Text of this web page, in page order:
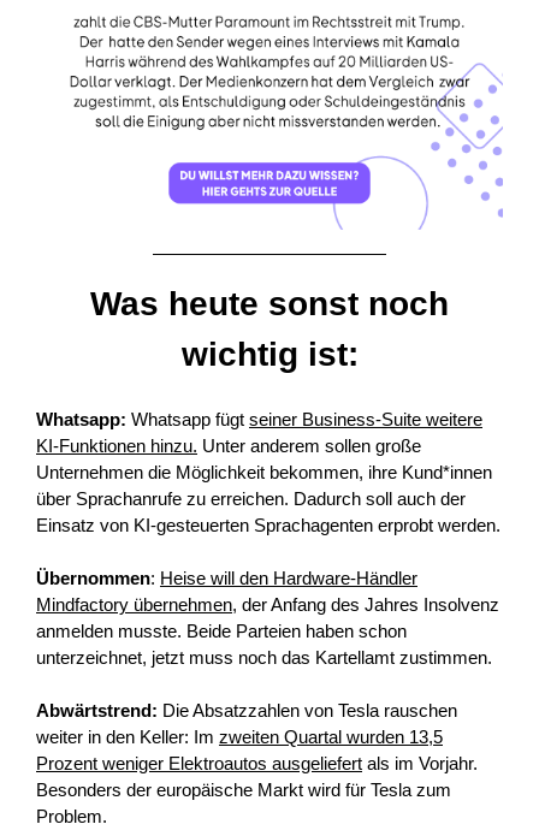
Was heute sonst noch
wichtig ist:
Whatsapp: Whatsapp fügt seiner Business-Suite weitere
KI-Funktionen hinzu. Unter anderem sollen große
Unternehmen die Möglichkeit bekommen, ihre Kund*innen
über Sprachanrufe zu erreichen. Dadurch soll auch der
Einsatz von KI-gesteuerten Sprachagenten erprobt werden.
Übernommen: Heise will den Hardware-Händler
Mindfactory übernehmen, der Anfang des Jahres Insolvenz
anmelden musste. Beide Parteien haben schon
unterzeichnet, jetzt muss noch das Kartellamt zustimmen.
Abwärtstrend: Die Absatzzahlen von Tesla rauschen
weiter in den Keller: Im zweiten Quartal wurden 13,5
Prozent weniger Elektroautos ausgeliefert als im Vorjahr.
Besonders der europäische Markt wird für Tesla zum
Problem.